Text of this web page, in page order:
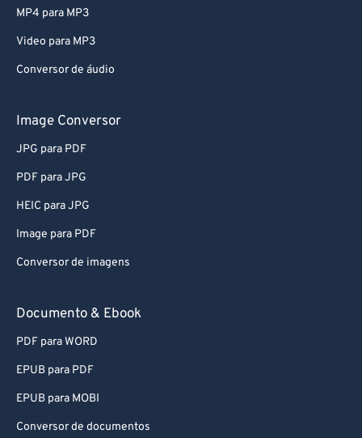
MP4 para MP3
Video para MP3
Conversor de áudio
Image Conversor
JPG para PDF
PDF para JPG
HEIC para JPG
Image para PDF
Conversor de imagens
Documento & Ebook
PDF para WORD
EPUB para PDF
EPUB para MOBI
Conversor de documentos